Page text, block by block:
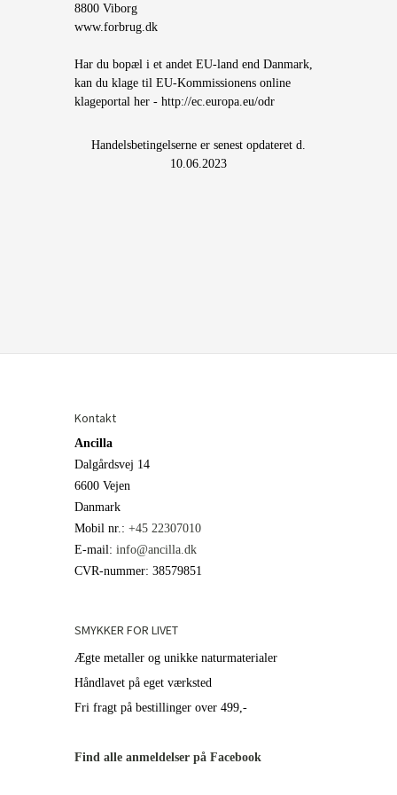
8800 Viborg
www.forbrug.dk
Har du bopæl i et andet EU-land end Danmark,
kan du klage til EU-Kommissionens online
klageportal her - http://ec.europa.eu/odr
Handelsbetingelserne er senest opdateret d.
10.06.2023
Kontakt
Ancilla
Dalgårdsvej 14
6600 Vejen
Danmark
Mobil nr.: +45 22307010
E-mail: info@ancilla.dk
CVR-nummer: 38579851
SMYKKER FOR LIVET
Ægte metaller og unikke naturmaterialer
Håndlavet på eget værksted
Fri fragt på bestillinger over 499,-
Find alle anmeldelser på Facebook